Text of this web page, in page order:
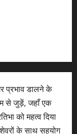
प्रभाव डालने के
से जुड़ें, जहाँ एक
को महत्व दिया
के साथ सहयोग